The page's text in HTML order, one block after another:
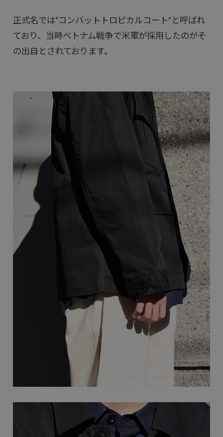
正式名では“コンバットトロピカルコート”と呼ばれ
ており、当時ベトナム戦争で米軍が採用したのがそ
の出自とされております。